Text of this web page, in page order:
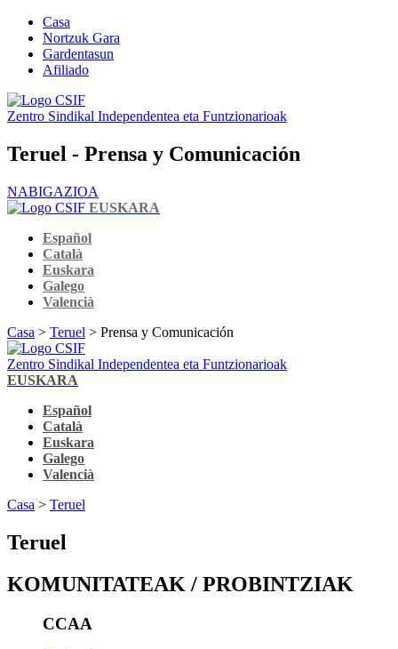
Casa
Nortzuk Gara
Gardentasun
Afiliado
Zentro Sindikal Independentea eta Funtzionarioak
Teruel - Prensa y Comunicación
NABIGAZIOA
EUSKARA
Español
Català
Euskara
Galego
Valencià
Casa > Teruel > Prensa y Comunicación
Zentro Sindikal Independentea eta Funtzionarioak
EUSKARA
Español
Català
Euskara
Galego
Valencià
Casa > Teruel
Teruel
KOMUNITATEAK / PROBINTZIAK
CCAA